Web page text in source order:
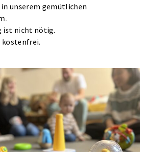
in unserem gemütlichen
ist nicht nötig.
kostenfrei.